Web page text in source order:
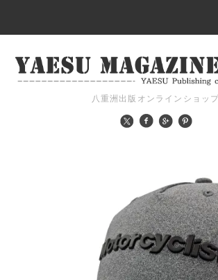
八重洲出版オンラインショップ